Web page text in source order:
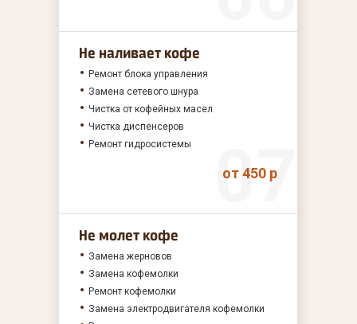
Не наливает кофе
Ремонт блока управления
Замена сетевого шнура
Чистка от кофейных масел
Чистка диспенсеров
Ремонт гидросистемы
от 450 р
Не молет кофе
Замена жерновов
Замена кофемолки
Ремонт кофемолки
Замена электродвигателя кофемолки